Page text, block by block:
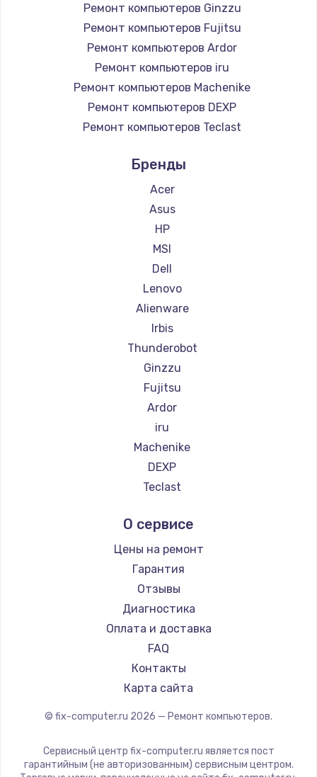
Ремонт компьютеров Ginzzu
Ремонт компьютеров Fujitsu
Ремонт компьютеров Ardor
Ремонт компьютеров iru
Ремонт компьютеров Machenike
Ремонт компьютеров DEXP
Ремонт компьютеров Teclast
Ремонт компьютеров Beelink
Ремонт компьютеров CHUWI
Бренды
Acer
Asus
HP
MSI
Dell
Lenovo
Alienware
Irbis
Thunderobot
Ginzzu
Fujitsu
Ardor
iru
Machenike
DEXP
Teclast
Beelink
CHUWI
О сервисе
Цены на ремонт
Гарантия
Отзывы
Диагностика
Оплата и доставка
FAQ
Контакты
Карта сайта
© fix-computer.ru 2026 — Ремонт компьютеров.
Сервисный центр fix-computer.ru является пост
гарантийным (не авторизованным) сервисным центром.